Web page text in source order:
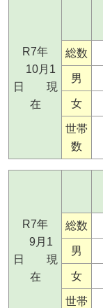
R7年
10月1
日 現
在
総数
男
女
世帯
数
R7年
9月1
日 現
在
総数
男
女
世帯